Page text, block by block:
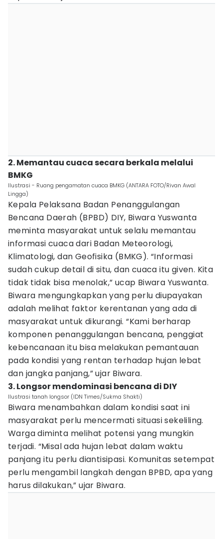
2. Memantau cuaca secara berkala melalui
BMKG
Ilustrasi - Ruang pengamatan cuaca BMKG (ANTARA FOTO/Rivan Awal
Lingga)
Kepala Pelaksana Badan Penanggulangan
Bencana Daerah (BPBD) DIY, Biwara Yuswanta
meminta masyarakat untuk selalu memantau
informasi cuaca dari Badan Meteorologi,
Klimatologi, dan Geofisika (BMKG). “Informasi
sudah cukup detail di situ, dan cuaca itu given. Kita
tidak tidak bisa menolak,” ucap Biwara Yuswanta.
Biwara mengungkapkan yang perlu diupayakan
adalah melihat faktor kerentanan yang ada di
masyarakat untuk dikurangi. “Kami berharap
komponen penanggulangan bencana, penggiat
kebencanaan itu bisa melakukan pemantauan
pada kondisi yang rentan terhadap hujan lebat
dan jangka panjang,” ujar Biwara.
3. Longsor mendominasi bencana di DIY
Ilustrasi tanah longsor (IDN Times/Sukma Shakti)
Biwara menambahkan dalam kondisi saat ini
masyarakat perlu mencermati situasi sekeliling.
Warga diminta melihat potensi yang mungkin
terjadi. “Misal ada hujan lebat dalam waktu
panjang itu perlu diantisipasi. Komunitas setempat
perlu mengambil langkah dengan BPBD, apa yang
harus dilakukan,” ujar Biwara.